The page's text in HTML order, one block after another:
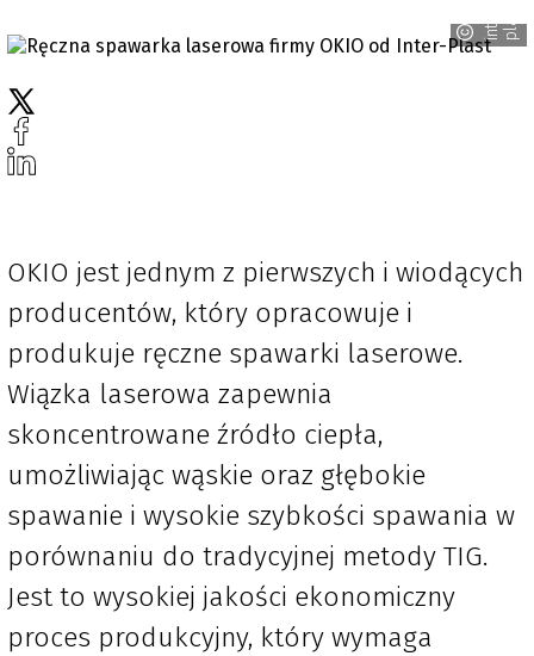
i
n
t
e
r
-
p
l
a
st
OKIO jest jednym z pierwszych i wiodących
producentów, który opracowuje i
produkuje ręczne spawarki laserowe.
Wiązka laserowa zapewnia
skoncentrowane źródło ciepła,
umożliwiając wąskie oraz głębokie
spawanie i wysokie szybkości spawania w
porównaniu do tradycyjnej metody TIG.
Jest to wysokiej jakości ekonomiczny
proces produkcyjny, który wymaga